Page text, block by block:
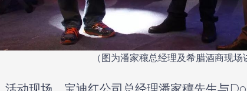
（图为潘家穰总经理及希腊酒商现场